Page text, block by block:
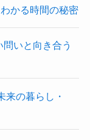
かる時間の秘密
いと向き合う
来の暮らし・